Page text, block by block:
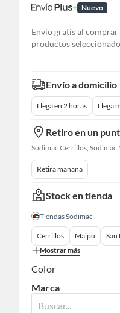
Nuevo
Envío gratis al
productos
Envío a domicilio
Llega en 2 horas Llega
Retiro en un
Retira mañana
Stock en tienda
Tiendas Sodimac
Cerrillos Maipú San
Mostrar más
Color
Marca